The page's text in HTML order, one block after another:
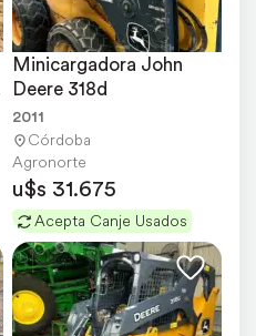
Minicargadora John
Deere 318d
2011
Córdoba
Agronorte
u$s 31.675
Acepta Canje Usados